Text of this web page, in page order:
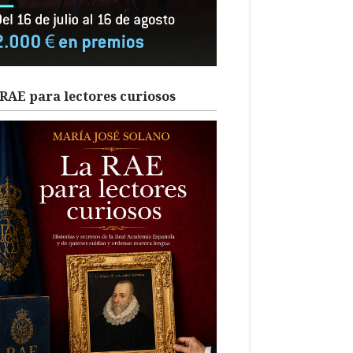
para lectores curiosos